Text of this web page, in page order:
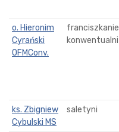
o. Hieronim
Cyrański
OFMConv.
franciszkanie
konwentualni
ks. Zbigniew
Cybulski MS
saletyni